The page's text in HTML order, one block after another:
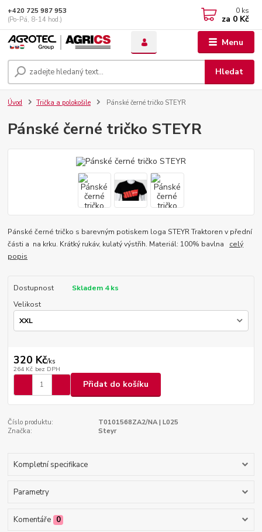
Menu
Hledat
+420 725 987 953
(Po-Pá, 8-14 hod.)
0 ks
za 0 Kč
Úvod Trička a polokošile Pánské černé tričko STEYR
Pánské černé tričko STEYR
Pánské černé tričko s barevným potiskem loga STEYR Traktoren v přední
části a na krku. Krátký rukáv, kulatý výstřih. Materiál: 100% bavlna celý
popis
Dostupnost
Skladem 4 ks
Velikost
320 Kč/ks
264 Kč bez DPH
Přidat do košíku
Číslo produktu:
T0101568ZA2/NA | L025
Značka:
Steyr
Kompletní specifikace
Parametry
Komentáře 0